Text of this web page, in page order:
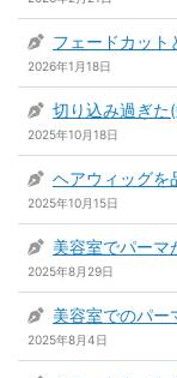
フェードカット
2026年1月18日
切り込み過ぎた
2025年10月18日
ヘアウィッグを
2025年10月15日
美容室でパーマ
2025年8月29日
美容室でのパー
2025年8月4日